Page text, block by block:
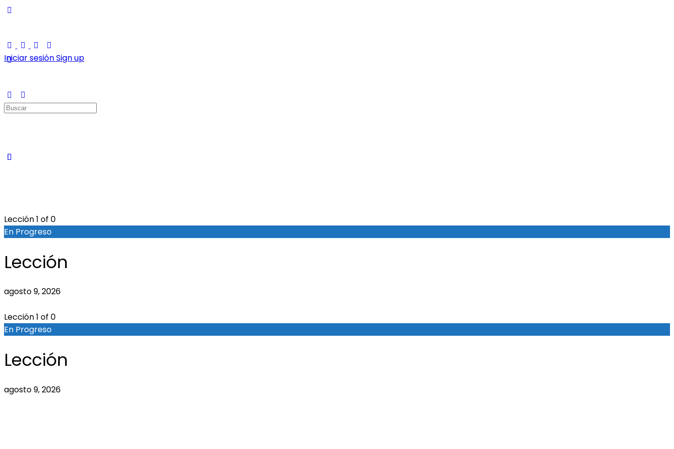
Iniciar sesiónSign up
Buscar:
Lección 1 of 0
En Progreso
Lección
agosto 9, 2026
Lección 1 of 0
En Progreso
Lección
agosto 9, 2026